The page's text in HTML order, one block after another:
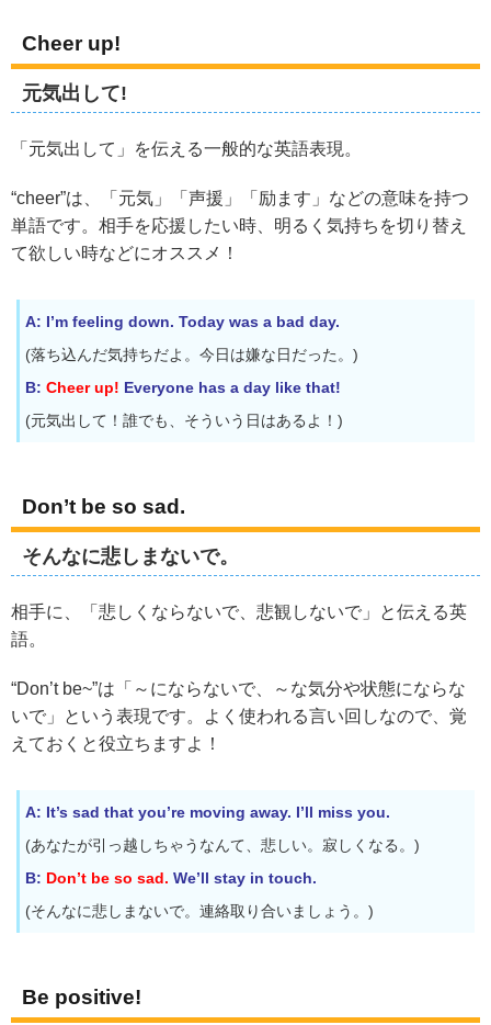
Cheer up!
元気出して!
「元気出して」を伝える一般的な英語表現。
“cheer”は、「元気」「声援」「励ます」などの意味を持つ
単語です。相手を応援したい時、明るく気持ちを切り替え
て欲しい時などにオススメ！
A: I’m feeling down. Today was a bad day.
(落ち込んだ気持ちだよ。今日は嫌な日だった。)
B: Cheer up! Everyone has a day like that!
(元気出して！誰でも、そういう日はあるよ！)
Don’t be so sad.
そんなに悲しまないで。
相手に、「悲しくならないで、悲観しないで」と伝える英
語。
“Don’t be~”は「～にならないで、～な気分や状態にならな
いで」という表現です。よく使われる言い回しなので、覚
えておくと役立ちますよ！
A: It’s sad that you’re moving away. I’ll miss you.
(あなたが引っ越しちゃうなんて、悲しい。寂しくなる。)
B: Don’t be so sad. We’ll stay in touch.
(そんなに悲しまないで。連絡取り合いましょう。)
Be positive!